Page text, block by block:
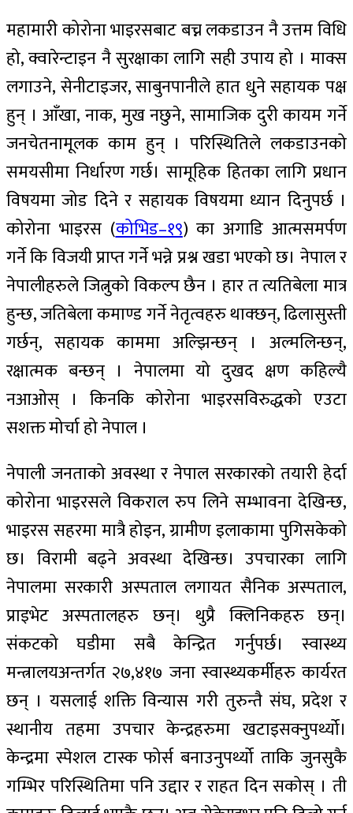
महामारी कोरोना भाइरसबाट बच्न लकडाउन नै उत्तम विधि
हो, क्वारेन्टाइन नै सुरक्षाका लागि सही उपाय हो । माक्स
लगाउने, सेनीटाइजर, साबुनपानीले हात धुने सहायक पक्ष
हुन् । आँखा, नाक, मुख नछुने, सामाजिक दुरी कायम गर्ने
जनचेतनामूलक काम हुन् । परिस्थितिले लकडाउनको
समयसीमा निर्धारण गर्छ। सामूहिक हितका लागि प्रधान
विषयमा जोड दिने र सहायक विषयमा ध्यान दिनुपर्छ ।
कोरोना भाइरस (कोभिड–१९) का अगाडि आत्मसमर्पण
गर्ने कि विजयी प्राप्त गर्ने भन्ने प्रश्न खडा भएको छ। नेपाल र
नेपालीहरुले जित्नुको विकल्प छैन । हार त त्यतिबेला मात्र
हुन्छ, जतिबेला कमाण्ड गर्ने नेतृत्वहरु थाक्छन्, ढिलासुस्ती
गर्छन्, सहायक काममा अल्झिन्छन् । अल्मलिन्छन्,
रक्षात्मक बन्छन् । नेपालमा यो दुखद क्षण कहिल्यै
नआओस् । किनकि कोरोना भाइरसविरुद्धको एउटा
सशक्त मोर्चा हो नेपाल ।
नेपाली जनताको अवस्था र नेपाल सरकारको तयारी हेर्दा
कोरोना भाइरसले विकराल रुप लिने सम्भावना देखिन्छ,
भाइरस सहरमा मात्रै होइन, ग्रामीण इलाकामा पुगिसकेको
छ। विरामी बढ्ने अवस्था देखिन्छ। उपचारका लागि
नेपालमा सरकारी अस्पताल लगायत सैनिक अस्पताल,
प्राइभेट अस्पतालहरु छन्। थुप्रै क्लिनिकहरु छन्।
संकटको घडीमा सबै केन्द्रित गर्नुपर्छ। स्वास्थ्य
मन्त्रालयअन्तर्गत २७,४१७ जना स्वास्थ्यकर्मीहरु कार्यरत
छन् । यसलाई शक्ति विन्यास गरी तुरुन्तै संघ, प्रदेश र
स्थानीय तहमा उपचार केन्द्रहरुमा खटाइसक्नुपर्थ्यो।
केन्द्रमा स्पेशल टास्क फोर्स बनाउनुपर्थ्यो ताकि जुनसुकै
गम्भिर परिस्थितिमा पनि उद्दार र राहत दिन सकोस् । ती